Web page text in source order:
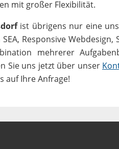
mit großer Flexibilität.
ist übrigens nur eine
Responsive
mehrerer
Sie uns jetzt über unser
auf Ihre Anfrage!